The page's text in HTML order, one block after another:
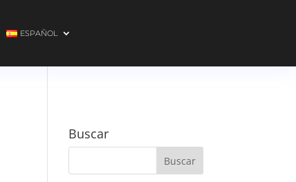
ESPAÑOL
Buscar